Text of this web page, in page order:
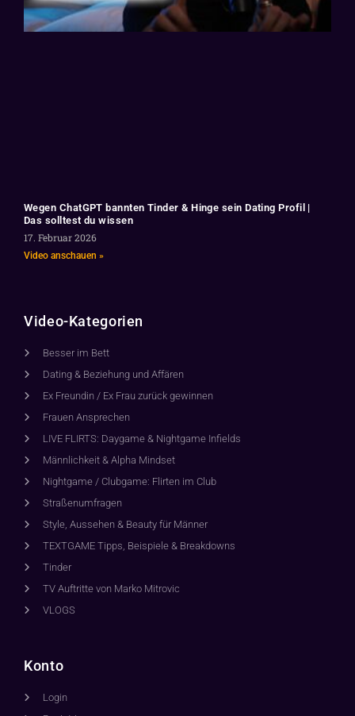
Wegen ChatGPT bannten Tinder & Hinge sein Dating Profil |
Das solltest du wissen
17. Februar 2026
Video anschauen »
Video-Kategorien
Besser im Bett
Dating & Beziehung und Affären
Ex Freundin / Ex Frau zurück gewinnen
Frauen Ansprechen
LIVE FLIRTS: Daygame & Nightgame Infields
Männlichkeit & Alpha Mindset
Nightgame / Clubgame: Flirten im Club
Straßenumfragen
Style, Aussehen & Beauty für Männer
TEXTGAME Tipps, Beispiele & Breakdowns
Tinder
TV Auftritte von Marko Mitrovic
VLOGS
Konto
Login